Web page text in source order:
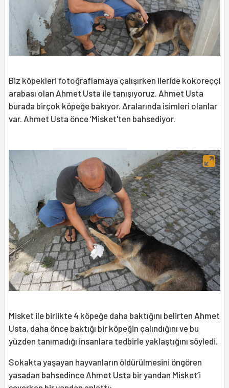
Biz köpekleri fotoğraflamaya çalışırken ileride kokoreççi
arabası olan Ahmet Usta ile tanışıyoruz. Ahmet Usta
burada birçok köpeğe bakıyor. Aralarında isimleri olanlar
var. Ahmet Usta önce ‘Misket'ten bahsediyor.
Misket ile birlikte 4 köpeğe daha baktığını belirten Ahmet
Usta, daha önce baktığı bir köpeğin çalındığını ve bu
yüzden tanımadığı insanlara tedbirle yaklaştığını söyledi.
Sokakta yaşayan hayvanların öldürülmesini öngören
yasadan bahsedince Ahmet Usta bir yandan Misket’i